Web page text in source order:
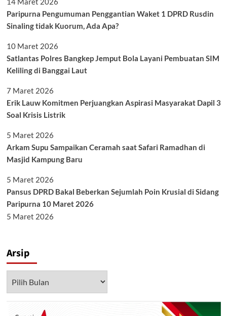
Paripurna Pengumuman Penggantian Waket 1 DPRD Rusdin
Sinaling tidak Kuorum, Ada Apa?
10 Maret 2026
Satlantas Polres Bangkep Jemput Bola Layani Pembuatan SIM
Keliling di Banggai Laut
7 Maret 2026
Erik Lauw Komitmen Perjuangkan Aspirasi Masyarakat Dapil 3
Soal Krisis Listrik
5 Maret 2026
Arkam Supu Sampaikan Ceramah saat Safari Ramadhan di
Masjid Kampung Baru
5 Maret 2026
Pansus DPRD Bakal Beberkan Sejumlah Poin Krusial di Sidang
Paripurna 10 Maret 2026
5 Maret 2026
Arsip